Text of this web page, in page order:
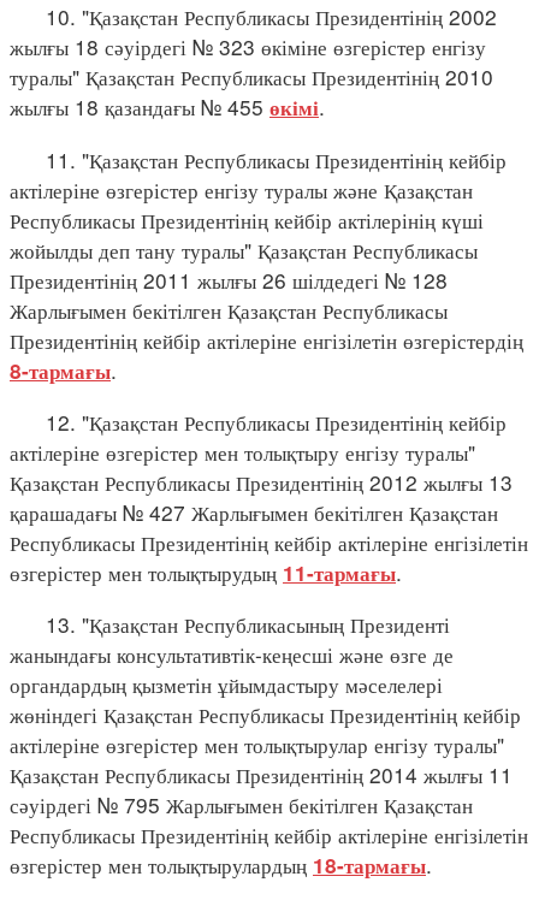
10. "Қазақстан Республикасы Президентінің 2002
жылғы 18 сәуірдегі № 323 өкіміне өзгерістер енгізу
туралы" Қазақстан Республикасы Президентінің 2010
жылғы 18 қазандағы № 455 өкімі.
11. "Қазақстан Республикасы Президентінің кейбір
актілеріне өзгерістер енгізу туралы және Қазақстан
Республикасы Президентінің кейбір актілерінің күші
жойылды деп тану туралы" Қазақстан Республикасы
Президентінің 2011 жылғы 26 шілдедегі № 128
Жарлығымен бекітілген Қазақстан Республикасы
Президентінің кейбір актілеріне енгізілетін өзгерістердің
8-тармағы.
12. "Қазақстан Республикасы Президентінің кейбір
актілеріне өзгерістер мен толықтыру енгізу туралы"
Қазақстан Республикасы Президентінің 2012 жылғы 13
қарашадағы № 427 Жарлығымен бекітілген Қазақстан
Республикасы Президентінің кейбір актілеріне енгізілетін
өзгерістер мен толықтырудың 11-тармағы.
13. "Қазақстан Республикасының Президенті
жанындағы консультативтік-кеңесші және өзге де
органдардың қызметін ұйымдастыру мәселелері
жөніндегі Қазақстан Республикасы Президентінің кейбір
актілеріне өзгерістер мен толықтырулар енгізу туралы"
Қазақстан Республикасы Президентінің 2014 жылғы 11
сәуірдегі № 795 Жарлығымен бекітілген Қазақстан
Республикасы Президентінің кейбір актілеріне енгізілетін
өзгерістер мен толықтырулардың 18-тармағы.